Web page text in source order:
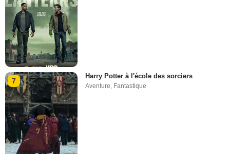
7
Harry Potter à l'école des sorciers
Aventure, Fantastique